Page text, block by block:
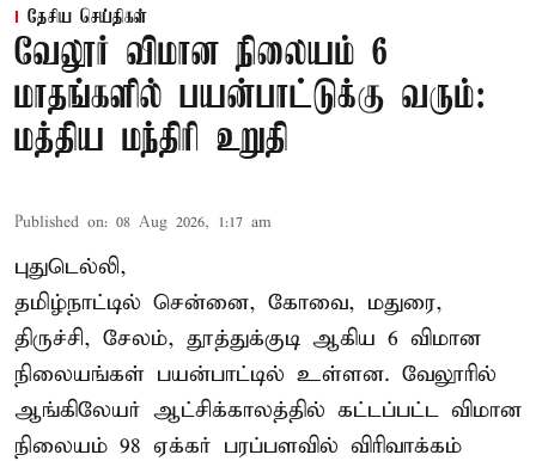
தேசிய செய்திகள்
வேலூர் விமான நிலையம் 6
மாதங்களில் பயன்பாட்டுக்கு வரும்:
மத்திய மந்திரி உறுதி
Published on: 08 Aug 2026, 1:17 am
புதுடெல்லி,
தமிழ்நாட்டில் சென்னை, கோவை, மதுரை,
திருச்சி, சேலம், தூத்துக்குடி ஆகிய 6 விமான
நிலையங்கள் பயன்பாட்டில் உள்ளன. வேலூரில்
ஆங்கிலேயர் ஆட்சிக்காலத்தில் கட்டப்பட்ட விமான
நிலையம் 98 ஏக்கர் பரப்பளவில் விரிவாக்கம்